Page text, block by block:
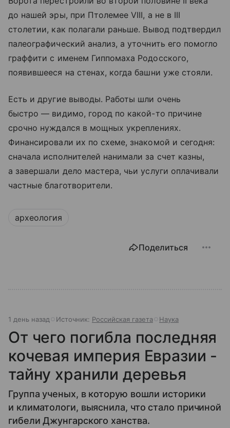
до нашей эры, при Птолемее VIII, а не в III
столетии, как полагали раньше. Вывод подтвердил
палеографический анализ, а уточнить его помогло
граффити с именем Гиппомаха Родосского,
появившееся на стенах, когда башни уже стояли.
Есть и другие выводы. Работы шли очень
быстро — видимо, город по какой-то причине
срочно нуждался в мощных укреплениях.
Финансировали их по схеме, знакомой и сегодня:
сначала исполнителей нанимали за счет казны,
а завершали дело мастера, чьи услуги оплачивали
частные благотворители.
археология
Поделиться
1 день назад Источник: Российская газета Наука
От чего погибла последняя
кочевая империя Евразии -
тайну хранили деревья
Группа ученых, в которую вошли историки
и климатологи, выяснила, что стало причиной
гибели Джунгарского ханства.